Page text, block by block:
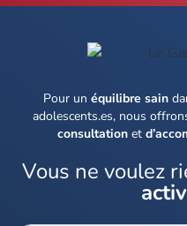
Pour un équilibre sain
adolescents.es, nous
consultationet
Vous ne voulez